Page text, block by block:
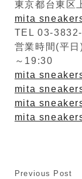
東京都台東区
mita
TEL 03-
営業時間(平
～19:30
mita
mita
mita
mita
Previous Post